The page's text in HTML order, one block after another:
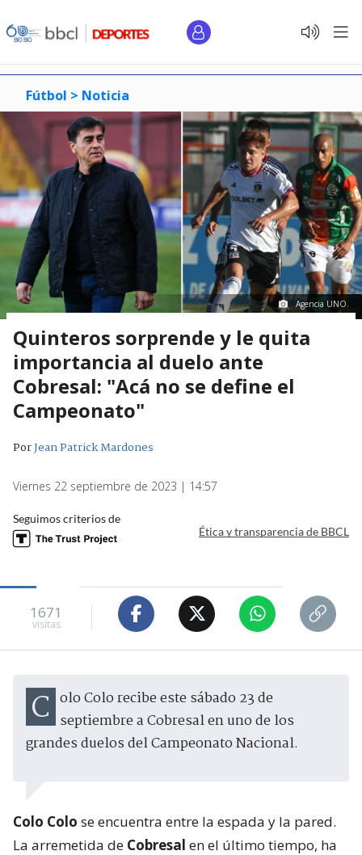
Fútbol > Noticia
Agencia UNO.
Quinteros sorprende y le quita
importancia al duelo ante
Cobresal: "Acá no se define el
Campeonato"
PorJean Patrick Mardones
Viernes 22 septiembre de 2023 | 14:57
Seguimos criterios de
Ética y transparencia de BBCL
1671
visitas
Colo Colo recibe este sábado 23 de septiembre a Cobresal en uno de los
grandes duelos del Campeonato Nacional.
Colo Colo se encuentra entre la espada y la pared.
La arremetida de Cobresal en el último tiempo, ha